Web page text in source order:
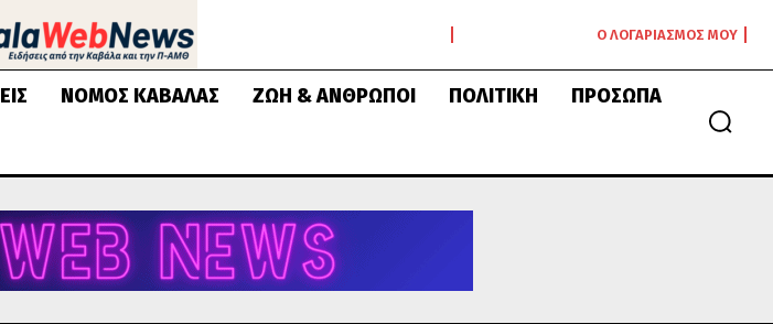
Ο ΛΟΓΑΡΙΑΣΜΌΣ ΜΟΥ
ΝΟΜΌΣ ΚΑΒΆΛΑΣ ΖΩΉ & ΆΝΘΡΩΠΟΙ ΠΟΛΙΤΙΚΉ ΠΡΌΣΩΠΑ